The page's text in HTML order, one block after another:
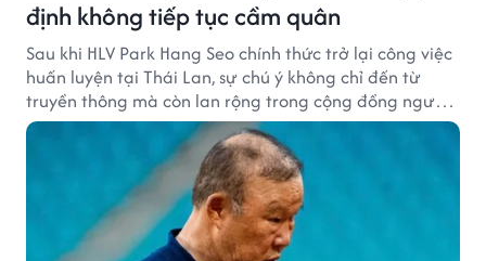
định không tiếp tục cầm quân
Sau khi HLV Park Hang Seo chính thức trở lại công việc
huấn luyện tại Thái Lan, sự chú ý không chỉ đến từ
truyền thông mà còn lan rộng trong cộng đồng người
hâm mộ bóng đá nước này.